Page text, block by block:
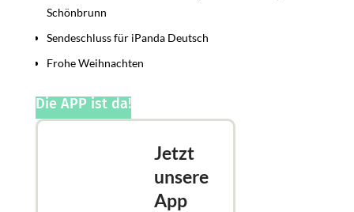
Schönbrunn
Sendeschluss für iPanda Deutsch
Frohe Weihnachten
Die APP ist da!
Jetzt
unsere
App